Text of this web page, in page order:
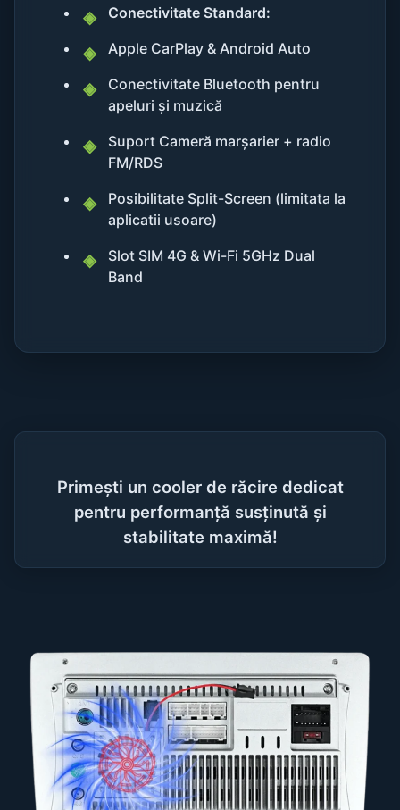
Conectivitate Standard:
Apple CarPlay & Android Auto
Conectivitate Bluetooth pentru
apeluri și muzică
Suport Cameră marșarier + radio
FM/RDS
Posibilitate Split-Screen (limitata la
aplicatii usoare)
Slot SIM 4G & Wi-Fi 5GHz Dual
Band
Primești un cooler de răcire dedicat
pentru performanță susținută și
stabilitate maximă!